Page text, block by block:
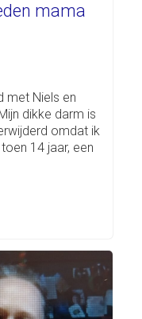
mama
met Niels en
dikke darm is
omdat ik
14 jaar, een